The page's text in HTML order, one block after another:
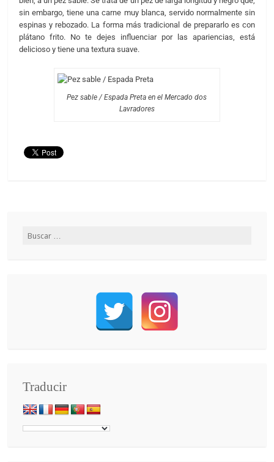
sin embargo, tiene una carne muy blanca, servido normalmente sin
espinas y rebozado. La forma más tradicional de prepararlo es con
plátano frito. No te dejes influenciar por las apariencias, está
delicioso y tiene una textura suave.
Pez sable / Espada Preta en el Mercado dos
Lavradores
Traducir